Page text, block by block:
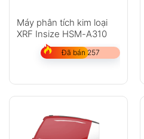
Máy phân tích kim loại
XRF Insize HSM-A310
Đã bán 257